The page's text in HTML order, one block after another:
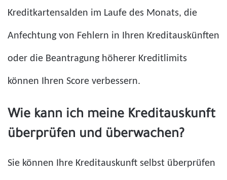
Kreditkartensalden im Laufe des Monats, die
Anfechtung von Fehlern in Ihren Kreditauskünften
oder die Beantragung höherer Kreditlimits
können Ihren Score verbessern.
Wie kann ich meine Kreditauskunft
überprüfen und überwachen?
Sie können Ihre Kreditauskunft selbst überprüfen